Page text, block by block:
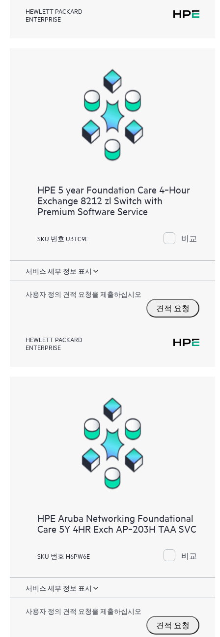
HEWLETT PACKARD
ENTERPRISE
HPE 5 year Foundation Care 4‑Hour
Exchange 8212 zl Switch with
Premium Software Service
SKU 번호 U3TC9E 비교
서비스 세부 정보 표시
사용자 정의 견적 요청을 제출하십시오
견적 요청
HEWLETT PACKARD
ENTERPRISE
HPE Aruba Networking Foundational
Care 5Y 4HR Exch AP‑203H TAA SVC
SKU 번호 H6PW6E 비교
서비스 세부 정보 표시
사용자 정의 견적 요청을 제출하십시오
견적 요청